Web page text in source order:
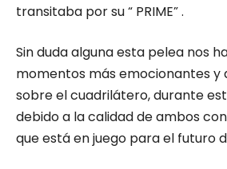
transitaba por su “ PRIME” .
Sin duda alguna esta pelea nos
momentos más emocionantes y
sobre el cuadrilátero, durante
debido a la calidad de ambos
que está en juego para el futuro